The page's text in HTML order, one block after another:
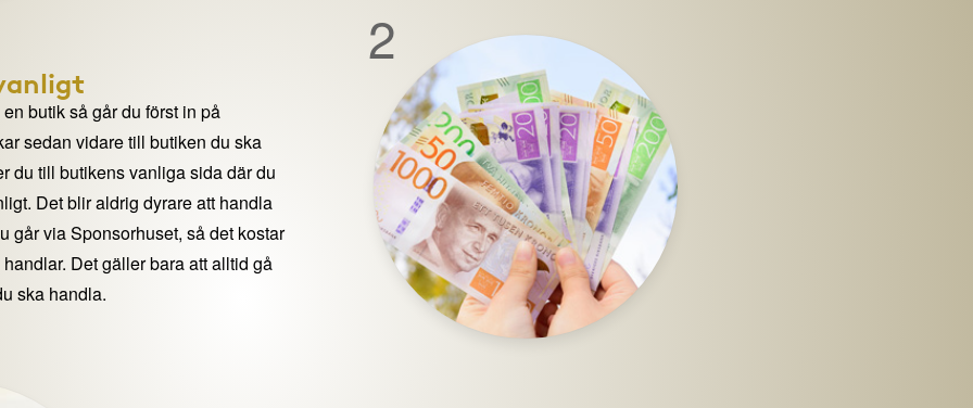
2
butik så går du först in på
sedan vidare till butiken du ska
du till butikens vanliga sida där du
Det blir aldrig dyrare att handla
går via Sponsorhuset, så det kostar
Det gäller bara att alltid gå
ska handla.